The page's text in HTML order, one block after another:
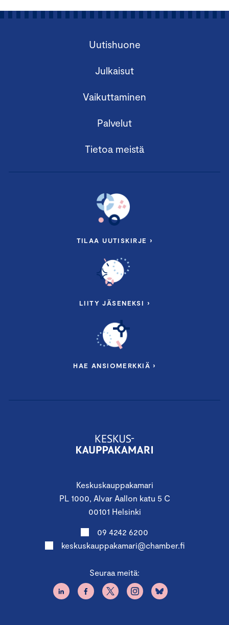
Keskuskauppakamari
PL 1000, Alvar Aallon katu 5 C
00101 Helsinki
09 4242 6200
keskuskauppakamari@chamber.fi
Seuraa meitä:
Uutishuone
Julkaisut
Vaikuttaminen
Palvelut
Tietoa meistä
TILAA UUTISKIRJE ›
LIITY JÄSENEKSI ›
HAE ANSIOMERKKIÄ ›